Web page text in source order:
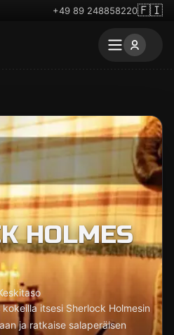
+49 89 248858220🇫🇮
HOLMES
itsesi Sherlock Holmesin
ja ratkaise salaperäisen